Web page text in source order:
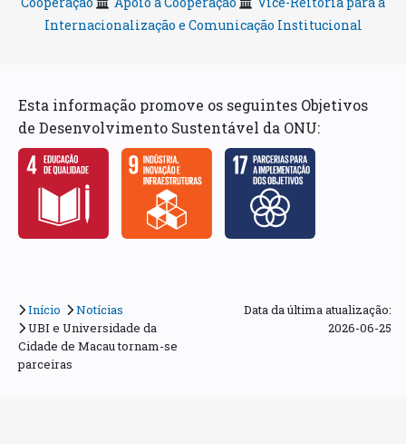
Internacionalização e Comunicação Institucional
Esta informação promove os seguintes Objetivos
de Desenvolvimento Sustentável da ONU:
Início
Notícias
UBI e Universidade da
Cidade de Macau tornam-se
parceiras
Data da última atualização:
2026-06-25